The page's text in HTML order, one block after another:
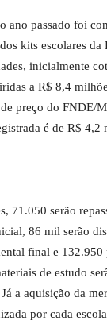
ano passado foi
kits escolares da
inicialmente
a R$ 8,4
preço do FNDE/
é de R$ 4,2
71.050 serão
86 mil serão
final e 132.950
de estudo
a aquisição da
por cada